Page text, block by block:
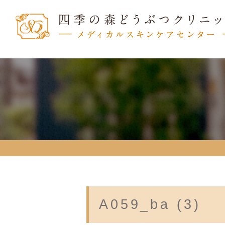
A059_ba (3)